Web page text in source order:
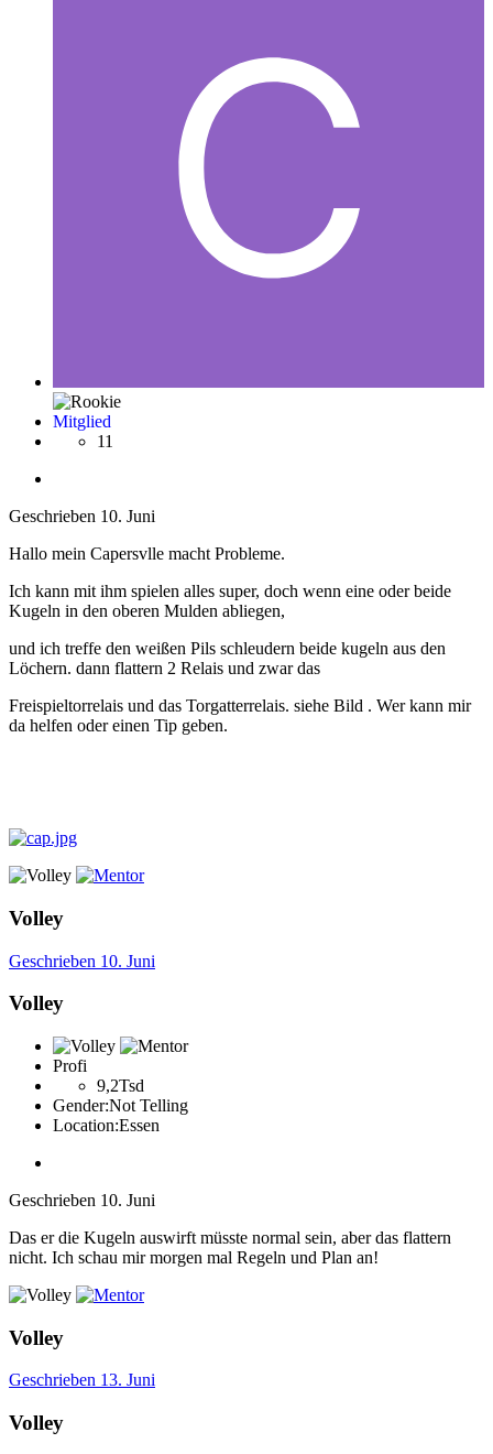
Mitglied
11
Geschrieben 10. Juni
Hallo mein Capersvlle macht Probleme.
Ich kann mit ihm spielen alles super, doch wenn eine oder beide
Kugeln in den oberen Mulden abliegen,
und ich treffe den weißen Pils schleudern beide kugeln aus den
Löchern. dann flattern 2 Relais und zwar das
Freispieltorrelais und das Torgatterrelais. siehe Bild . Wer kann mir
da helfen oder einen Tip geben.
Volley
Geschrieben 10. Juni
Volley
Profi
9,2Tsd
Gender:Not Telling
Location:Essen
Geschrieben 10. Juni
Das er die Kugeln auswirft müsste normal sein, aber das flattern
nicht. Ich schau mir morgen mal Regeln und Plan an!
Volley
Geschrieben 13. Juni
Volley